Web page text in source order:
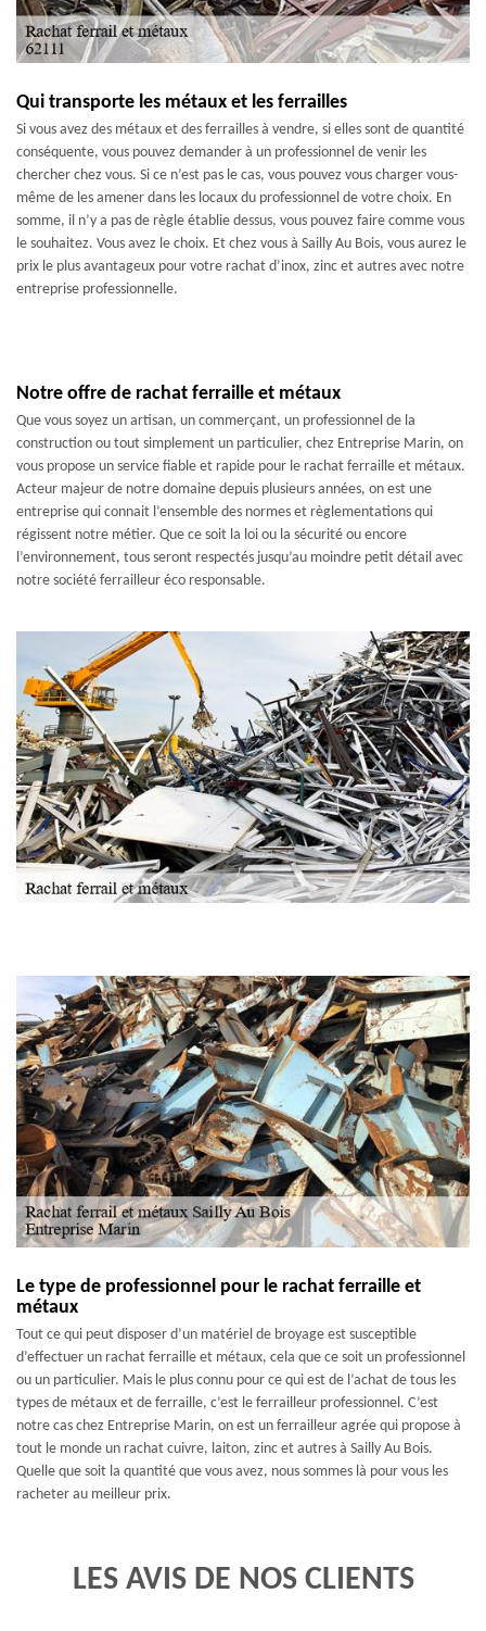
Qui transporte les métaux et les ferrailles
Si vous avez des métaux et des ferrailles à vendre, si elles sont de quantité
conséquente, vous pouvez demander à un professionnel de venir les
chercher chez vous. Si ce n’est pas le cas, vous pouvez vous charger vous-
même de les amener dans les locaux du professionnel de votre choix. En
somme, il n’y a pas de règle établie dessus, vous pouvez faire comme vous
le souhaitez. Vous avez le choix. Et chez vous à Sailly Au Bois, vous aurez le
prix le plus avantageux pour votre rachat d’inox, zinc et autres avec notre
entreprise professionnelle.
Notre offre de rachat ferraille et métaux
Que vous soyez un artisan, un commerçant, un professionnel de la
construction ou tout simplement un particulier, chez Entreprise Marin, on
vous propose un service fiable et rapide pour le rachat ferraille et métaux.
Acteur majeur de notre domaine depuis plusieurs années, on est une
entreprise qui connait l’ensemble des normes et règlementations qui
régissent notre métier. Que ce soit la loi ou la sécurité ou encore
l’environnement, tous seront respectés jusqu’au moindre petit détail avec
notre société ferrailleur éco responsable.
Le type de professionnel pour le rachat ferraille et
métaux
Tout ce qui peut disposer d’un matériel de broyage est susceptible
d’effectuer un rachat ferraille et métaux, cela que ce soit un professionnel
ou un particulier. Mais le plus connu pour ce qui est de l’achat de tous les
types de métaux et de ferraille, c’est le ferrailleur professionnel. C’est
notre cas chez Entreprise Marin, on est un ferrailleur agrée qui propose à
tout le monde un rachat cuivre, laiton, zinc et autres à Sailly Au Bois.
Quelle que soit la quantité que vous avez, nous sommes là pour vous les
racheter au meilleur prix.
LES AVIS DE NOS CLIENTS